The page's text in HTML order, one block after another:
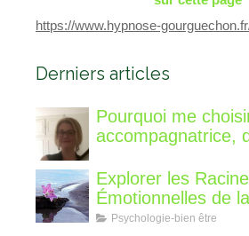
https://www.hypnose-
Derniers articles
Pourquoi me
accompagnatrice,
différent?
Explorer les
Émotionnelles de
Poids : Un Voyage
Psychologie-bien être